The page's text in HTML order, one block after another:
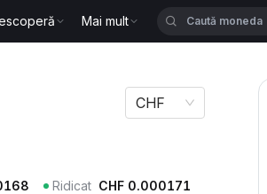
Mai mult
CHF
Ridicat CHF 0.000171